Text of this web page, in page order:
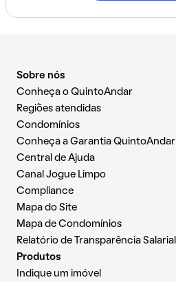
Sobre nós
Conheça o QuintoAndar
Regiões atendidas
Condomínios
Conheça a Garantia QuintoAndar
Central de Ajuda
Canal Jogue Limpo
Compliance
Mapa do Site
Mapa de Condomínios
Relatório de Transparência Salarial
Produtos
Indique um imóvel